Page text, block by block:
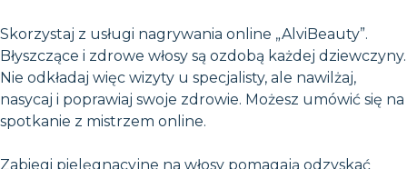
Skorzystaj z usługi nagrywania online „AlviBeauty”.
Błyszczące i zdrowe włosy są ozdobą każdej dziewczyny.
Nie odkładaj więc wizyty u specjalisty, ale nawilżaj,
nasycaj i poprawiaj swoje zdrowie. Możesz umówić się na
spotkanie z mistrzem online.
Zabiegi pielęgnacyjne na włosy pomagają odzyskać